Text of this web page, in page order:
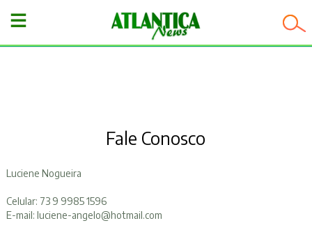
−
Fale Conosco
Luciene Nogueira
Celular: 73 9 9985 1596
E-mail: luciene-angelo@hotmail.com